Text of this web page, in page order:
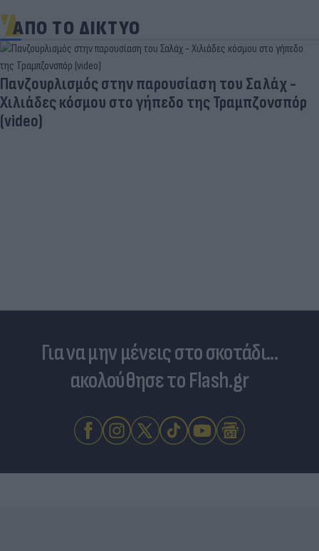
ΑΠΟ ΤΟ ΔΙΚΤΥΟ
Για να μην μένεις στο σκοτάδι...
ακολούθησε το Flash.gr